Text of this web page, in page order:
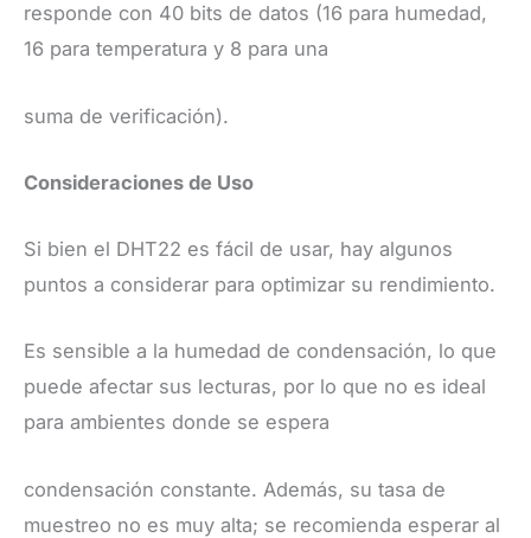
responde con 40 bits de datos (16 para humedad,
16 para temperatura y 8 para una
suma de verificación).
Consideraciones de Uso
Si bien el DHT22 es fácil de usar, hay algunos
puntos a considerar para optimizar su rendimiento.
Es sensible a la humedad de condensación, lo que
puede afectar sus lecturas, por lo que no es ideal
para ambientes donde se espera
condensación constante. Además, su tasa de
muestreo no es muy alta; se recomienda esperar al